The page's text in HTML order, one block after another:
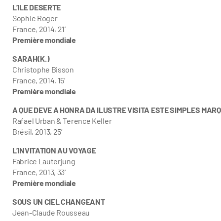
L’ILE DESERTE
Sophie Roger
France, 2014, 21’
Première mondiale
SARAH(K.)
Christophe Bisson
France, 2014, 15’
Première mondiale
A QUE DEVE A HONRA DA ILUSTRE VISITA ESTE SIMPLES
Rafael Urban & Terence Keller
Brésil, 2013, 25′
L’INVITATION AU VOYAGE
Fabrice Lauterjung
France, 2013, 33′
Première mondiale
SOUS UN CIEL CHANGEANT
Jean-Claude Rousseau